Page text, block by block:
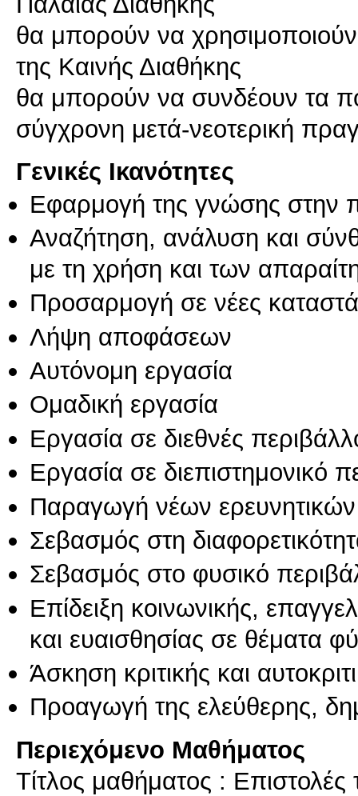
θα μπορούν να
της Καινής Διαθήκης
θα μπορούν να συνδέουν τα
σύγχρονη μετά-νεοτερική
Γενικές Ικανότητες
Εφαρμογή της γνώσης στην
Αναζήτηση, ανάλυση και
με τη χρήση και των
Προσαρμογή σε νέες
Λήψη αποφάσεων
Αυτόνομη εργασία
Ομαδική εργασία
Εργασία σε διεθνές
Εργασία σε διεπιστημονικό
Παραγωγή νέων
Σεβασμός στη
Σεβασμός στο φυσικό
Επίδειξη κοινωνικής,
και ευαισθησίας σε θέματα
Άσκηση κριτικής και
Προαγωγή της ελεύθερης,
Περιεχόμενο Μαθήματος
Τίτλος μαθήματος :